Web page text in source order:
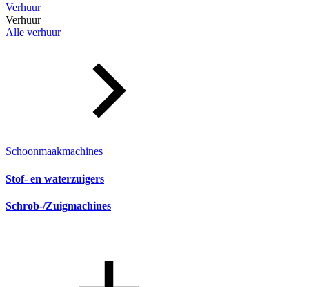
Verhuur
Verhuur
Alle verhuur
Schoonmaakmachines
Stof- en waterzuigers
Schrob-/Zuigmachines